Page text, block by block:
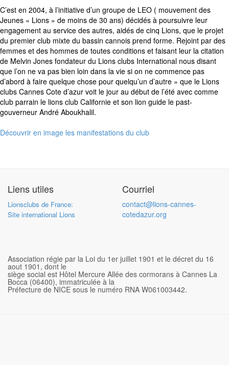
C’est en 2004, à l’initiative d’un groupe de LEO ( mouvement des
Jeunes « Lions » de moins de 30 ans) décidés à poursuivre leur
engagement au service des autres, aidés de cinq Lions, que le projet
du premier club mixte du bassin cannois prend forme. Rejoint par des
femmes et des hommes de toutes conditions et faisant leur la citation
de Melvin Jones fondateur du Lions clubs International nous disant
que l’on ne va pas bien loin dans la vie si on ne commence pas
d’abord à faire quelque chose pour quelqu’un d’autre » que le Lions
clubs Cannes Cote d’azur voit le jour au début de l’été avec comme
club parrain le lions club Californie et son lion guide le past-
gouverneur André Aboukhalil.
Découvrir en image les manifestations du club
Liens utiles
Lionsclubs de France:
Site international Lions
Courriel
contact@lions-cannes-
cotedazur.org
Association régie par la Loi du 1er juillet 1901 et le décret du 16
aout 1901, dont le
siège social est Hôtel Mercure Allée des cormorans à Cannes La
Bocca (06400), immatriculée à la
Préfecture de NICE sous le numéro RNA W061003442.